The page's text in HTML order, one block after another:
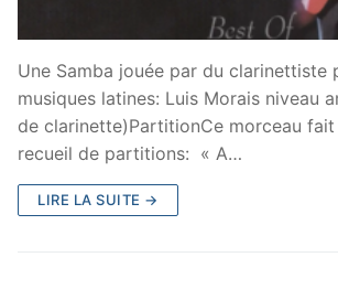
Une Samba jouée par du clarinettiste
musiques latines: Luis Morais niveau
de clarinette)PartitionCe morceau fait
recueil de partitions: « A…
LIRE LA SUITE →